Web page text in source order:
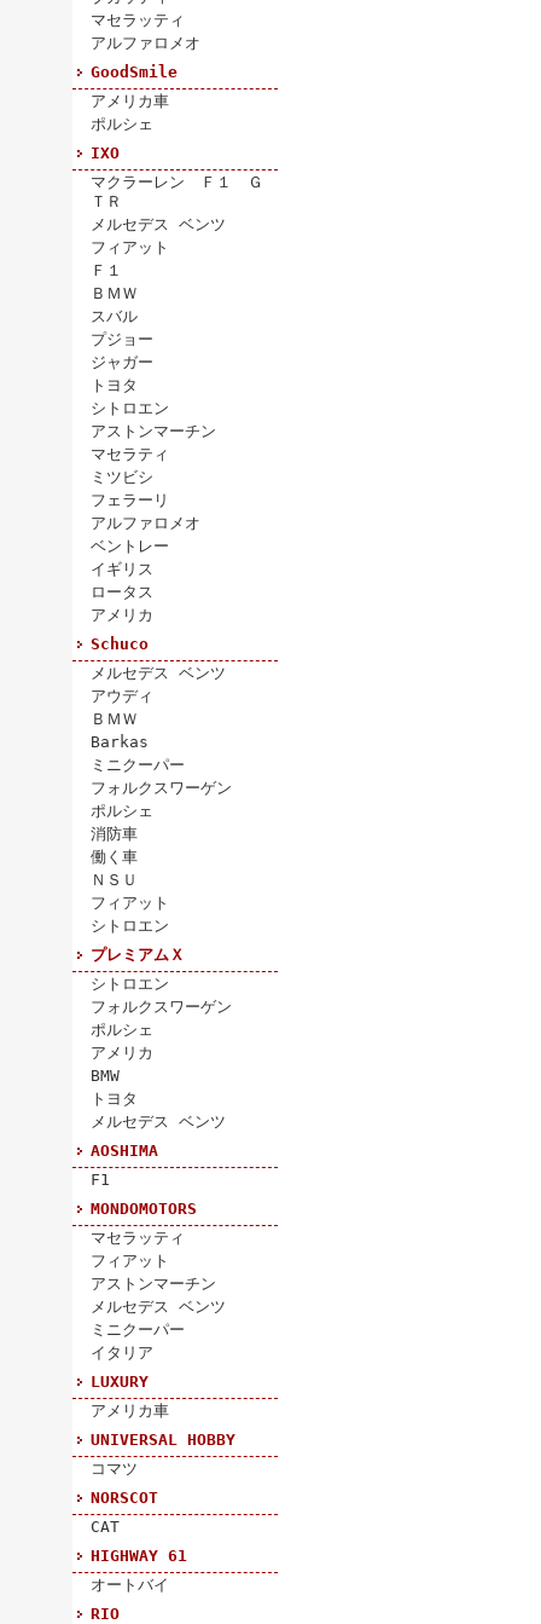
マセラッティ
アルファロメオ
GoodSmile
アメリカ車
ポルシェ
IXO
マクラーレン Ｆ１ Ｇ
ＴＲ
メルセデス ベンツ
フィアット
Ｆ１
ＢＭＷ
スバル
プジョー
ジャガー
トヨタ
シトロエン
アストンマーチン
マセラティ
ミツビシ
フェラーリ
アルファロメオ
ベントレー
イギリス
ロータス
アメリカ
Schuco
メルセデス ベンツ
アウディ
ＢＭＷ
Barkas
ミニクーパー
フォルクスワーゲン
ポルシェ
消防車
働く車
ＮＳＵ
フィアット
シトロエン
プレミアムＸ
シトロエン
フォルクスワーゲン
ポルシェ
アメリカ
BMW
トヨタ
メルセデス ベンツ
AOSHIMA
F1
MONDOMOTORS
マセラッティ
フィアット
アストンマーチン
メルセデス ベンツ
ミニクーパー
イタリア
LUXURY
アメリカ車
UNIVERSAL HOBBY
コマツ
NORSCOT
CAT
HIGHWAY 61
オートバイ
RIO